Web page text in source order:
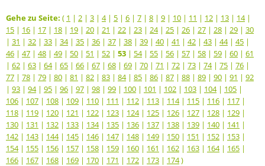
Gehe zu Seite: ( 1 | 2 | 3 | 4| 5 | 6 | 7 | 8 | 9 | 10 | 11 | 12 | 13 | 14|
15 | 16 | 17 | 18 | 19 | 20 | 21 | 22 | 23 | 24| 25 | 26 | 27 | 28 | 29 | 30
| 31 | 32 | 33 | 34| 35 | 36 | 37 | 38 | 39 | 40 | 41 | 42 | 43 | 44| 45 |
46 | 47 | 48 | 49 | 50 | 51 | 52 | 53 | 54| 55 | 56 | 57 | 58 | 59 | 60 | 61
| 62 | 63 | 64| 65 | 66 | 67 | 68 | 69 | 70 | 71 | 72 | 73 | 74| 75 | 76 |
77 | 78 | 79 | 80 | 81 | 82 | 83 | 84| 85 | 86 | 87 | 88 | 89 | 90 | 91 | 92
| 93 | 94| 95 | 96 | 97 | 98 | 99 | 100 | 101 | 102 | 103 | 104| 105 |
106 | 107 | 108 | 109 | 110 | 111 | 112 | 113 | 114| 115 | 116 | 117 |
118 | 119 | 120 | 121 | 122 | 123 | 124| 125 | 126 | 127 | 128 | 129 |
130 | 131 | 132 | 133 | 134| 135 | 136 | 137 | 138 | 139 | 140 | 141 |
142 | 143 | 144| 145 | 146 | 147 | 148 | 149 | 150 | 151 | 152 | 153 |
154| 155 | 156 | 157 | 158 | 159 | 160 | 161 | 162 | 163 | 164| 165 |
166 | 167 | 168 | 169 | 170 | 171 | 172 | 173 | 174)